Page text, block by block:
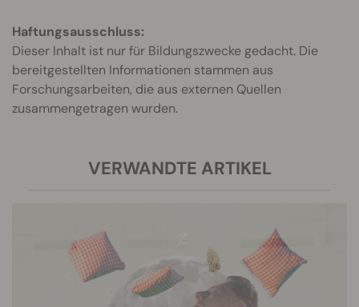
Haftungsausschluss:
Dieser Inhalt ist nur für Bildungszwecke gedacht. Die
bereitgestellten Informationen stammen aus
Forschungsarbeiten, die aus externen Quellen
zusammengetragen wurden.
VERWANDTE ARTIKEL